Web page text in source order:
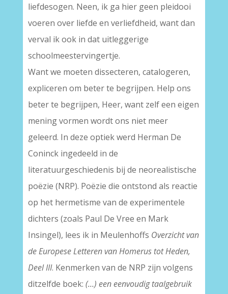
liefdesogen. Neen, ik ga hier geen pleidooi
voeren over liefde en verliefdheid, want dan
verval ik ook in dat uitleggerige
schoolmeestervingertje.
Want we moeten dissecteren, catalogeren,
expliceren om beter te begrijpen. Help ons
beter te begrijpen, Heer, want zelf een eigen
mening vormen wordt ons niet meer
geleerd. In deze optiek werd Herman De
Coninck ingedeeld in de
literatuurgeschiedenis bij de neorealistische
poëzie (NRP). Poëzie die ontstond als reactie
op het hermetisme van de experimentele
dichters (zoals Paul De Vree en Mark
Insingel), lees ik in Meulenhoffs Overzicht van
de Europese Letteren van Homerus tot Heden,
Deel III. Kenmerken van de NRP zijn volgens
ditzelfde boek: (…) een eenvoudig taalgebruik